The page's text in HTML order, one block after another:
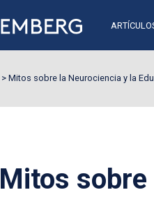
> Mitos sobre la Neurociencia y la
Mitos sobre